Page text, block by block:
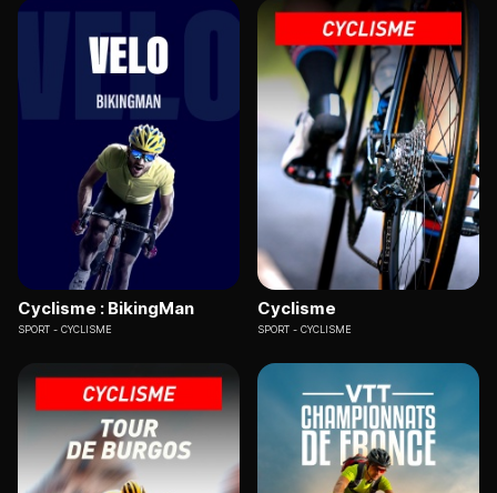
Cyclisme : BikingMan
SPORT CYCLISME
Cyclisme
SPORT CYCLISME